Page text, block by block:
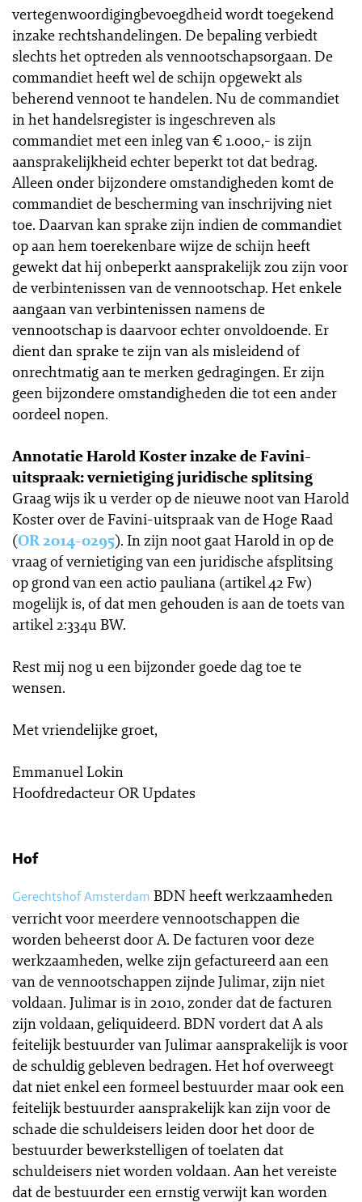
vertegenwoordigingbevoegdheid wordt toegekend
inzake rechtshandelingen. De bepaling verbiedt
slechts het optreden als vennootschapsorgaan. De
commandiet heeft wel de schijn opgewekt als
beherend vennoot te handelen. Nu de commandiet
in het handelsregister is ingeschreven als
commandiet met een inleg van € 1.000,- is zijn
aansprakelijkheid echter beperkt tot dat bedrag.
Alleen onder bijzondere omstandigheden komt de
commandiet de bescherming van inschrijving niet
toe. Daarvan kan sprake zijn indien de commandiet
op aan hem toerekenbare wijze de schijn heeft
gewekt dat hij onbeperkt aansprakelijk zou zijn voor
de verbintenissen van de vennootschap. Het enkele
aangaan van verbintenissen namens de
vennootschap is daarvoor echter onvoldoende. Er
dient dan sprake te zijn van als misleidend of
onrechtmatig aan te merken gedragingen. Er zijn
geen bijzondere omstandigheden die tot een ander
oordeel nopen.
Annotatie Harold Koster inzake de Favini-
uitspraak: vernietiging juridische splitsing
Graag wijs ik u verder op de nieuwe noot van Harold
Koster over de Favini-uitspraak van de Hoge Raad
(OR 2014-0295). In zijn noot gaat Harold in op de
vraag of vernietiging van een juridische afsplitsing
op grond van een actio pauliana (artikel 42 Fw)
mogelijk is, of dat men gehouden is aan de toets van
artikel 2:334u BW.
Rest mij nog u een bijzonder goede dag toe te
wensen.
Met vriendelijke groet,
Emmanuel Lokin
Hoofdredacteur OR Updates
Hof
Gerechtshof Amsterdam BDN heeft werkzaamheden
verricht voor meerdere vennootschappen die
worden beheerst door A. De facturen voor deze
werkzaamheden, welke zijn gefactureerd aan een
van de vennootschappen zijnde Julimar, zijn niet
voldaan. Julimar is in 2010, zonder dat de facturen
zijn voldaan, geliquideerd. BDN vordert dat A als
feitelijk bestuurder van Julimar aansprakelijk is voor
de schuldig gebleven bedragen. Het hof overweegt
dat niet enkel een formeel bestuurder maar ook een
feitelijk bestuurder aansprakelijk kan zijn voor de
schade die schuldeisers leiden door het door de
bestuurder bewerkstelligen of toelaten dat
schuldeisers niet worden voldaan. Aan het vereiste
dat de bestuurder een ernstig verwijt kan worden